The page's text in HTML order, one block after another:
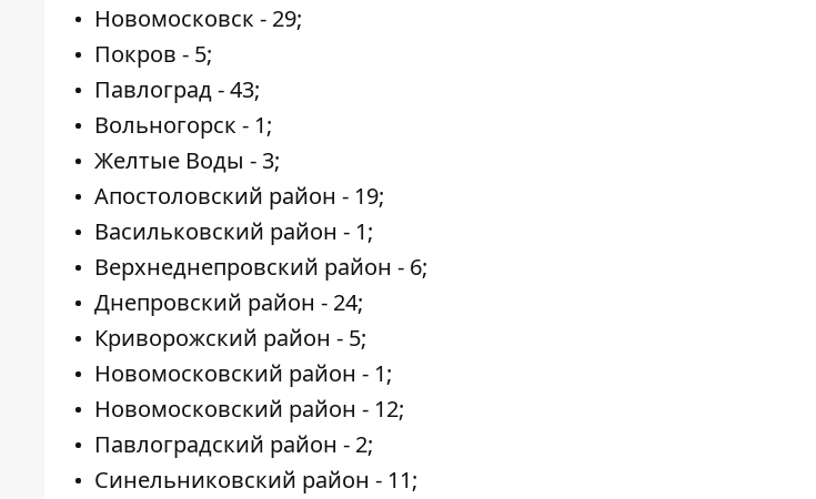
Новомосковск - 29;
Покров - 5;
Павлоград - 43;
Вольногорск - 1;
Желтые Воды - 3;
Апостоловский район - 19;
Васильковский район - 1;
Верхнеднепровский район - 6;
Днепровский район - 24;
Криворожский район - 5;
Новомосковский район - 1;
Новомосковский район - 12;
Павлоградский район - 2;
Синельниковский район - 11;